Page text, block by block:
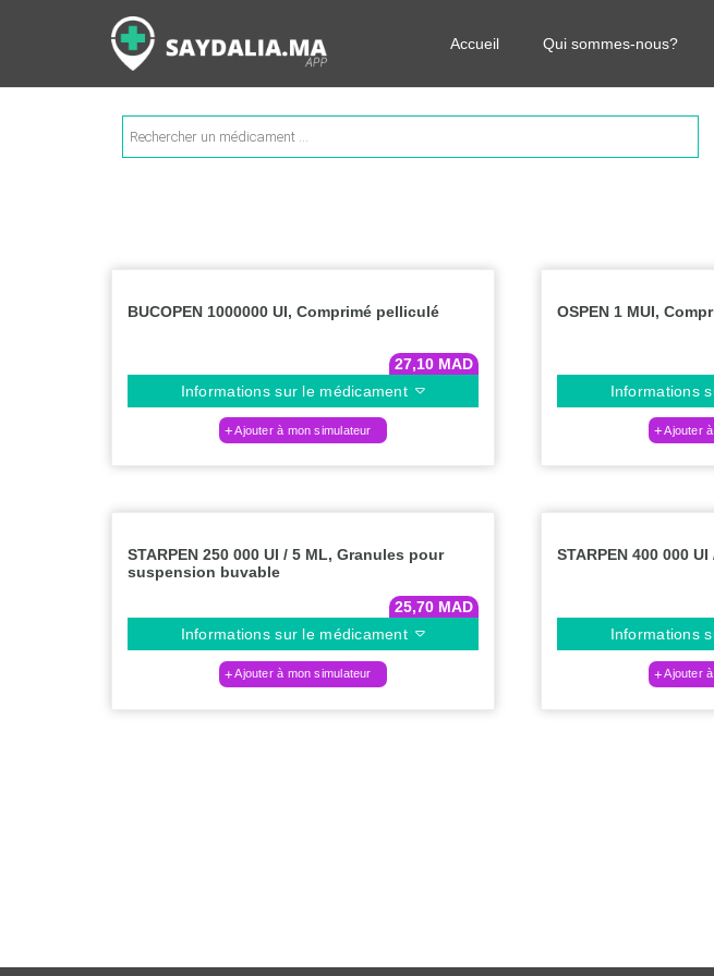
Accueil Qui sommes-nous?
Rechercher les informations sur vos médicaments, leurs prix
Recherche
de
produits
BUCOPEN 1000000 UI, Comprimé pelliculé
27,10 MAD
Informations sur le médicament
Ajouter à mon simulateur
OSPEN 1 MUI,
Informations
Ajouter
STARPEN 250 000 UI / 5 ML, Granules pour
suspension buvable
25,70 MAD
Informations sur le médicament
Ajouter à mon simulateur
STARPEN 400 000
Informations
Ajouter